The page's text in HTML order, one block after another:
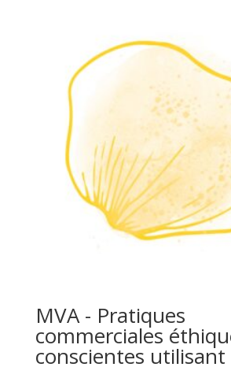
MVA - Pratiques
commerciales
conscientes utilisant